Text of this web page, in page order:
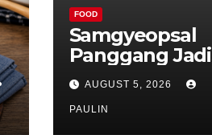
FOOD
Samgyeopsal
Panggang Jadi
Favorit Pecinta
Kuliner Korea
AUGUST 5, 2026
PAULIN